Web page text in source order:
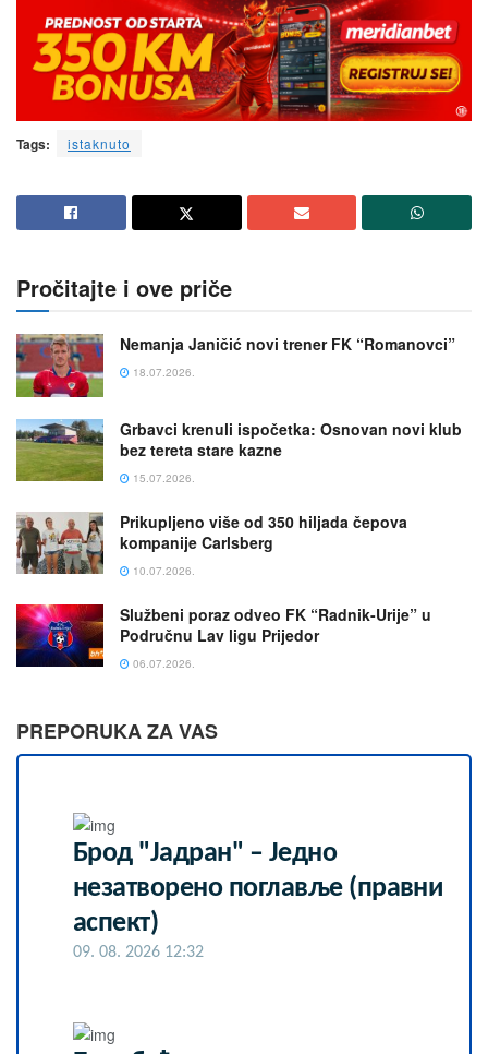
Tags: istaknuto
Pročitajte i ove priče
Nemanja Janičić novi trener FK “Romanovci”
18.07.2026.
Grbavci krenuli ispočetka: Osnovan novi klub
bez tereta stare kazne
15.07.2026.
Prikupljeno više od 350 hiljada čepova
kompanije Carlsberg
10.07.2026.
Službeni poraz odveo FK “Radnik-Urije” u
Područnu Lav ligu Prijedor
06.07.2026.
PREPORUKA ZA VAS
Брод "Јадран" – Једно
незатворено поглавље (правни
аспект)
09. 08. 2026 12:32